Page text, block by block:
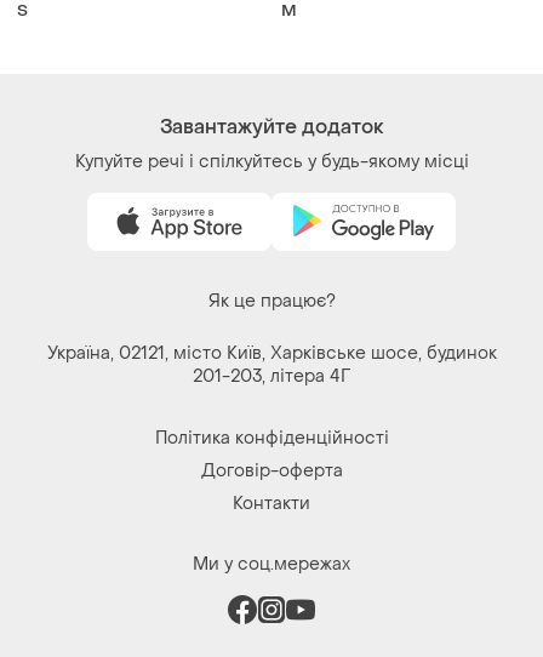
Купуйте речі і спілкуйтесь у будь-якому місці
Як це працює?
Україна, 02121, місто Київ, Харківське шосе, будинок
201-203, літера 4Г
Політика конфіденційності
Контакти
© 2026Shafa.ua